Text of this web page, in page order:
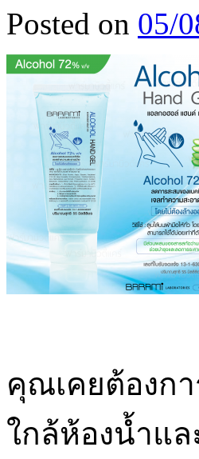
Posted on 05/
คุณเคยต้องก
ใกล้ห้องน้ำแ